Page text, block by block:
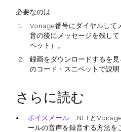
必要なのは
Vonage番号にダイヤルして
音の後にメッセージを残し
ペット）。
録画をダウンロードするを見
のコード・スニペットで説明
さらに読む
ボイスメール - .NETと
ールの音声を録音する方法を